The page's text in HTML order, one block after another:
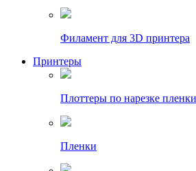
Филамент для 3D принтера
Принтеры
Плоттеры по нарезке пленки
Пленки